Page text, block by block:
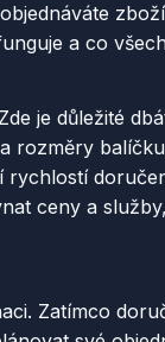
a co
je důležité
rozměry
rychlostí
ceny a
Zatímco